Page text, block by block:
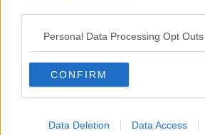
Personal Data Processing Opt Outs
CONFIRM
Data Deletion Data Access
buche alle future 18 buche. Si tratta di un
casentinesi, reso possibile oggi anche
parte dell’amministrazione, di oltre 10
attraverso accordi bonari con i proprietari.
Lorenzoni commenta : “L’investimento